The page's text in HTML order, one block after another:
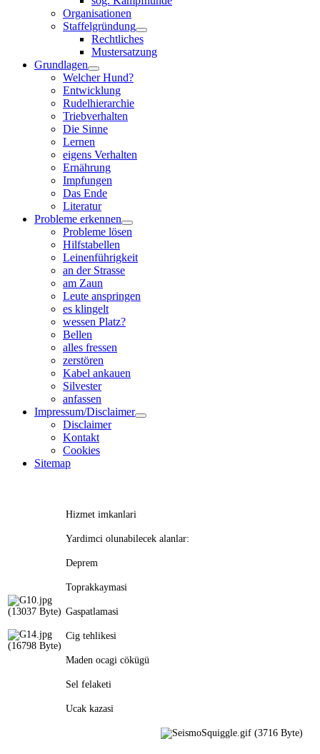
Organisationen
Staffelgründung
Rechtliches
Mustersatzung
Grundlagen
Welcher Hund?
Entwicklung
Rudelhierarchie
Triebverhalten
Die Sinne
Lernen
eigens Verhalten
Ernährung
Impfungen
Das Ende
Literatur
Probleme erkennen
Probleme lösen
Hilfstabellen
Leinenführigkeit
an der Strasse
am Zaun
Leute anspringen
es klingelt
wessen Platz?
Bellen
alles fressen
zerstören
Kabel ankauen
Silvester
anfassen
Impressum/Disclaimer
Disclaimer
Kontakt
Cookies
Sitemap
Hizmet imkanlari
Yardimci olunabilecek alanlar:
Deprem
Toprakkaymasi
Gaspatlamasi
Cig tehlikesi
Maden ocagi cökügü
Sel felaketi
Ucak kazasi